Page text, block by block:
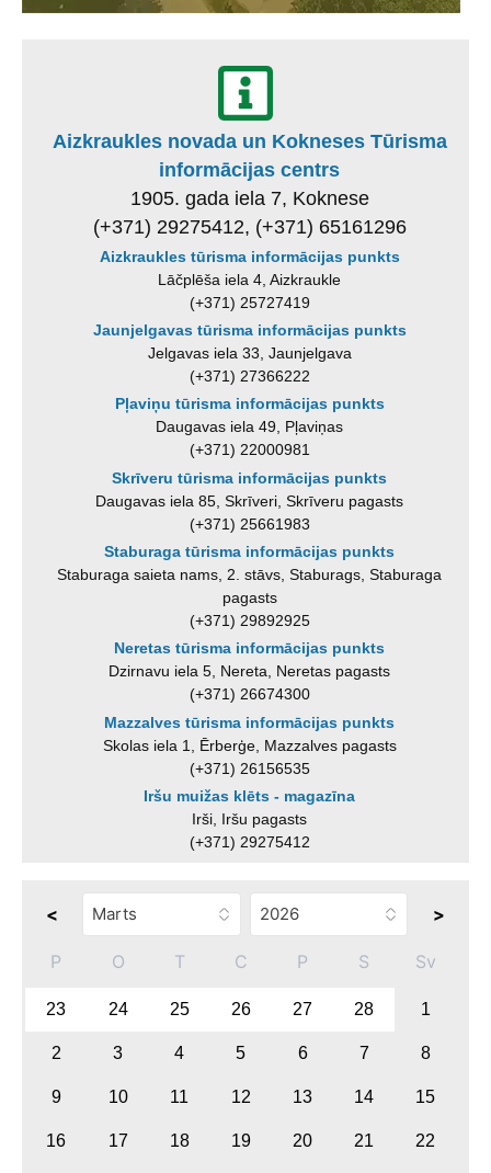
Aizkraukles novada un Kokneses Tūrisma
informācijas centrs
1905. gada iela 7, Koknese
(+371) 29275412, (+371) 65161296
Aizkraukles tūrisma informācijas punkts
Lāčplēša iela 4, Aizkraukle
(+371) 25727419
Jaunjelgavas tūrisma informācijas punkts
Jelgavas iela 33, Jaunjelgava
(+371) 27366222
Pļaviņu tūrisma informācijas punkts
Daugavas iela 49, Pļaviņas
(+371) 22000981
Skrīveru tūrisma informācijas punkts
Daugavas iela 85, Skrīveri, Skrīveru pagasts
(+371) 25661983
Staburaga tūrisma informācijas punkts
Staburaga saieta nams, 2. stāvs, Staburags, Staburaga
pagasts
(+371) 29892925
Neretas tūrisma informācijas punkts
Dzirnavu iela 5, Nereta, Neretas pagasts
(+371) 26674300
Mazzalves tūrisma informācijas punkts
Skolas iela 1, Ērberģe, Mazzalves pagasts
(+371) 26156535
Iršu muižas klēts - magazīna
Irši, Iršu pagasts
(+371) 29275412
< >
P O T C P S Sv
23 24 25 26 27 28 1
2 3 4 5 6 7 8
9 10 11 12 13 14 15
16 17 18 19 20 21 22